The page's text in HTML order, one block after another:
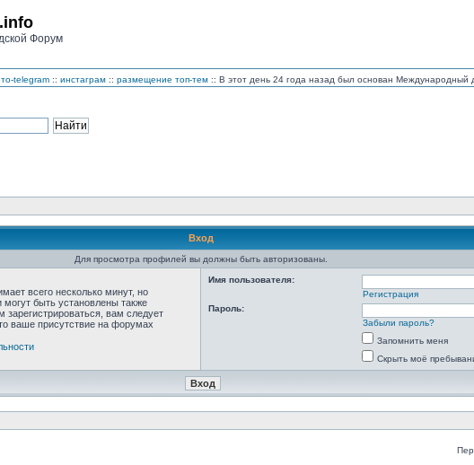
Форум
telegram :: инстаграм :: размещение топ-тем :: В этот день 24 года назад был основан Международный
Вход
Для просмотра профилей вы должны быть авторизованы.
всего несколько минут, но
быть установлены также
зарегистрироваться, вам следует
ваше присутствие на форумах
Имя пользователя:
Регистрация
Пароль:
Забыли пароль?
Запомнить меня
Скрыть моё